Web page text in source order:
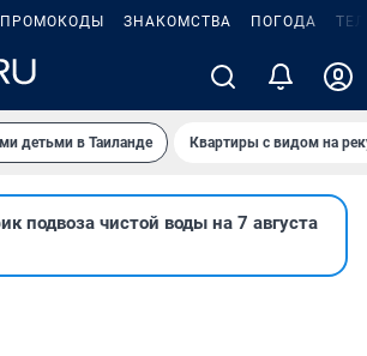
ПРОМОКОДЫ ЗНАКОМСТВА ПОГОДА
детьми в Таиланде Квартиры с видом на
подвоза чистой воды на 7 августа